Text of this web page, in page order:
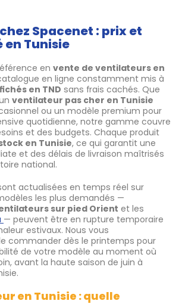
Spacenet : prix et
Tunisie
en vente de ventilateurs en
en ligne constamment mis à
en TND sans frais cachés. Que
ventilateur pas cher en Tunisie
ou un modèle premium pour
quotidienne, notre gamme couvre
et des budgets. Chaque produit
en Tunisie, ce qui garantit une
et des délais de livraison maîtrisés
national.
actualisées en temps réel sur
les plus demandés —
sur pied Orient et les
— peuvent être en rupture temporaire
estivaux. Nous vous
commander dès le printemps pour
de votre modèle au moment où
avant la haute saison de juin à
en Tunisie : quelle